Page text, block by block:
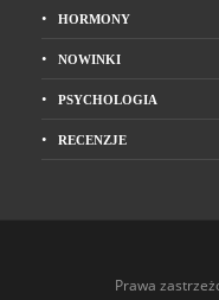
HORMONY
NOWINKI
PSYCHOLOGIA
RECENZJE
Prawa